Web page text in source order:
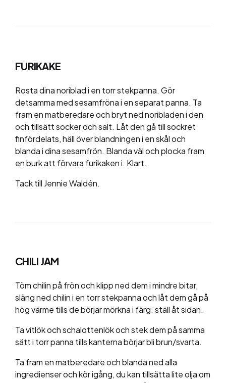
FURIKAKE
Rosta dina noriblad i en torr stekpanna. Gör
detsamma med sesamfröna i en separat panna. Ta
fram en matberedare och bryt ned noribladen i den
och tillsätt socker och salt. Låt den gå till sockret
finfördelats, häll över blandningen i en skål och
blanda i dina sesamfrön. Blanda väl och plocka fram
en burk att förvara furikaken i. Klart.
Tack till Jennie Waldén.
CHILI JAM
Töm chilin på frön och klipp ned dem i mindre bitar,
släng ned chilin i en torr stekpanna och låt dem gå på
hög värme tills de börjar mörkna i färg. ställ åt sidan.
Ta vitlök och schalottenlök och stek dem på samma
sätt i torr panna tills kanterna börjar bli brun/svarta.
Ta fram en matberedare och blanda ned alla
ingredienser och kör igång, du kan tillsätta lite olja om